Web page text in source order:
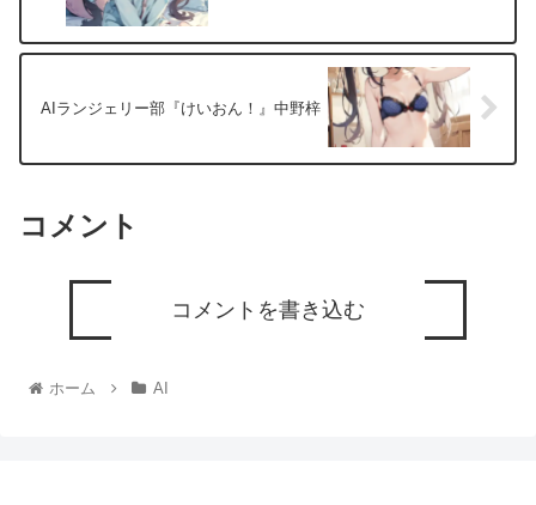
AIランジェリー部『けいおん！』中野梓
コメント
コメントを書き込む
ホーム AI